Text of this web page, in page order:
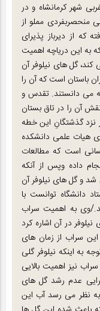
غربی شهر کرمانشاه و در
منحصربفردی مملو از
که از دیرباز پذیرای
به این دریاچه اهمیت
گل های نیلوفر آن
باستان است که آن را
می دانستند. تقدس و
آن را در تاق بستان
نزد گذشتگانِ این خطه
هیات علمی دانشکده
است که مطالعات
داده وپس از آنکه
دچار خشکسالی شد و گل های نیلوفر آن
دانشگاه توانست با
وی به اهمیت سراب
در آن اشاره کرد
سراب از زمان های
به اینکه نیلوفر گلی
نیز اهمیت بالایی
عدم رشد گل های
به نظر می رسد آب این